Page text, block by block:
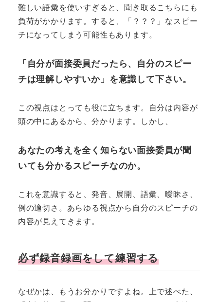
難しい語彙を使いすぎると、聞き取るこちらにも
負荷がかかります。すると、「？？？」なスピー
チになってしまう可能性もあります。
「自分が面接委員だったら、自分のスピー
チは理解しやすいか」を意識して下さい。
この視点はとっても役に立ちます。自分は内容が
頭の中にあるから、分かります。しかし、
あなたの考えを全く知らない面接委員が聞
いても分かるスピーチなのか。
これを意識すると、発音、展開、語彙、曖昧さ、
例の適切さ。あらゆる視点から自分のスピーチの
内容が見えてきます。
必ず録音録画をして練習する
なぜかは、もうお分かりですよね。上で述べた、